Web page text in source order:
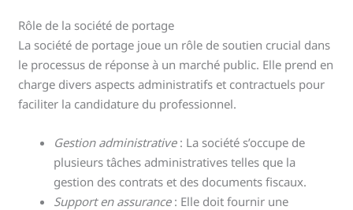
Rôle de la société de portage
La société de portage joue un rôle de soutien crucial dans
le processus de réponse à un marché public. Elle prend en
charge divers aspects administratifs et contractuels pour
faciliter la candidature du professionnel.
Gestion administrative: La société s’occupe de
plusieurs tâches administratives telles que la
gestion des contrats et des documents fiscaux.
Support en assurance: Elle doit fournir une